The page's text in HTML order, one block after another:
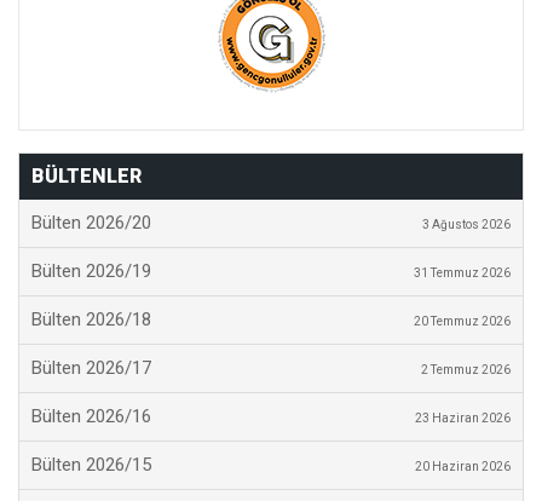
BÜLTENLER
Bülten 2026/20 3 Ağustos 2026
Bülten 2026/19 31 Temmuz 2026
Bülten 2026/18 20 Temmuz 2026
Bülten 2026/17 2 Temmuz 2026
Bülten 2026/16 23 Haziran 2026
Bülten 2026/15 20 Haziran 2026